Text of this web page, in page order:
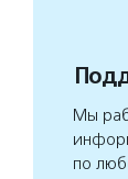
Мы
по